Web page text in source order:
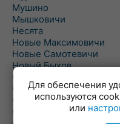
Мушино
Мышковичи
Несята
Новые Максимовичи
Новые Самотевичи
Новый Быхов
Овсянка
Ордать
Ореховка
Осиновка
Для обеспечения
используются
или